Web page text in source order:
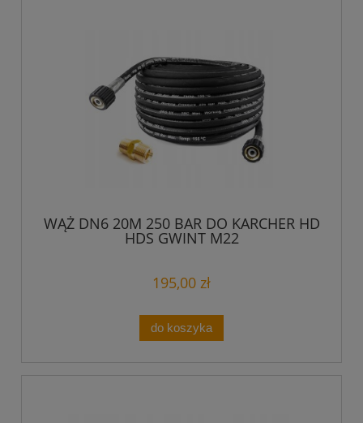
WĄŻ DN6 20M 250 BAR DO KARCHER HD
HDS GWINT M22
195,00 zł
do koszyka